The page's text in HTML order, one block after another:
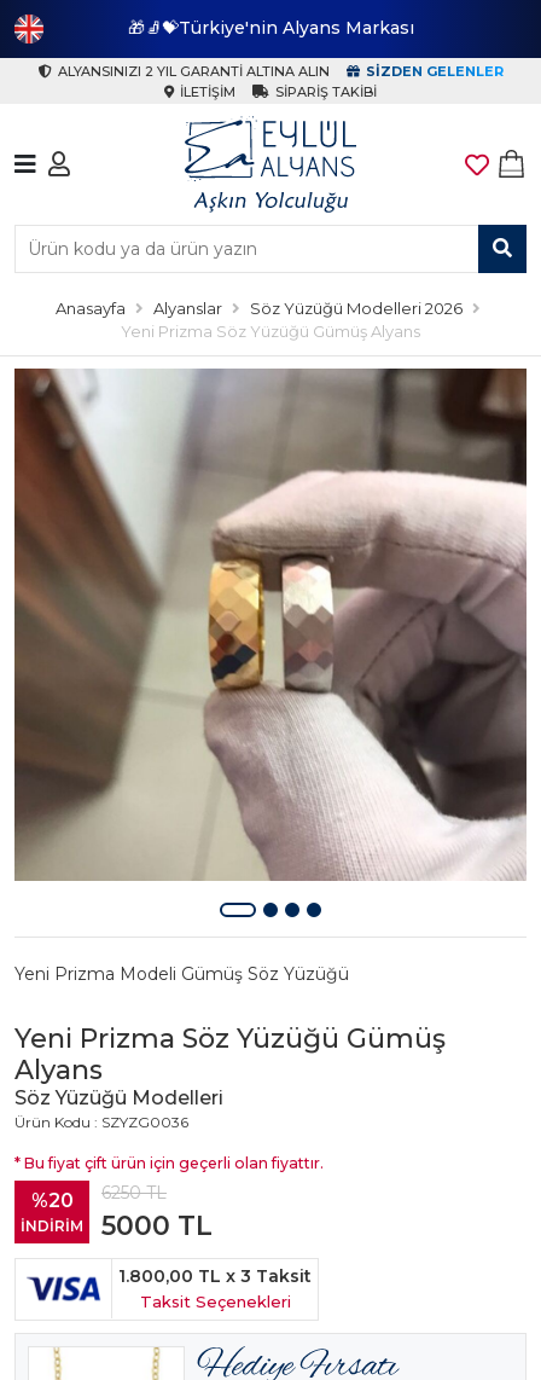
🎁🧦💝Türkiye'nin Alyans Markası
ALYANSINIZI 2 YIL GARANTI ALTINA ALIN
SIZDEN GELENLER
İLETIŞIM
SIPARIŞ TAKIBI
Anasayfa Alyanslar
Söz Yüzüğü Modelleri 2026
Yeni Prizma Söz Yüzüğü Gümüş Alyans
Yeni Prizma Modeli Gümüş Söz Yüzüğü
Yeni Prizma Söz Yüzüğü Gümüş
Alyans
Söz Yüzüğü Modelleri
Ürün Kodu : SZYZG0036
* Bu fiyat çift ürün için geçerli olan fiyattır.
%20
İNDİRİM
6250TL
5000 TL
1.800,00 TL x 3 Taksit
Taksit Seçenekleri